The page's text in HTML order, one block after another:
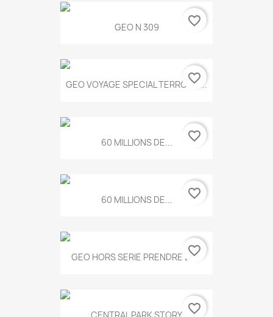
GEO N 309 favorite_border
GEO VOYAGE SPECIAL TERROIRS...
favorite_border
60 MILLIONS DE... favorite_border
60 MILLIONS DE... favorite_border
GEO HORS SERIE PRENDRE LE...
favorite_border
favorite_border